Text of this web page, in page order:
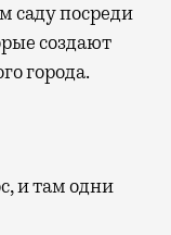
саду посреди
создают
города.
и там одни